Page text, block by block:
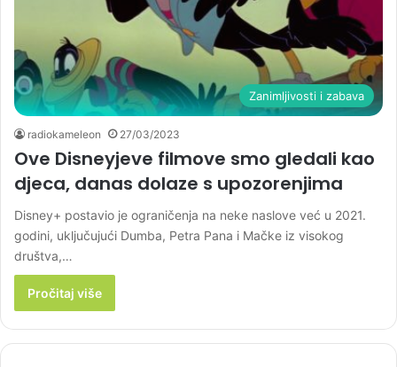
Zanimljivosti i zabava
radiokameleon 27/03/2023
Ove Disneyjeve filmove smo gledali kao
djeca, danas dolaze s upozorenjima
Disney+ postavio je ograničenja na neke naslove već u 2021.
godini, uključujući Dumba, Petra Pana i Mačke iz visokog
društva,…
Pročitaj više